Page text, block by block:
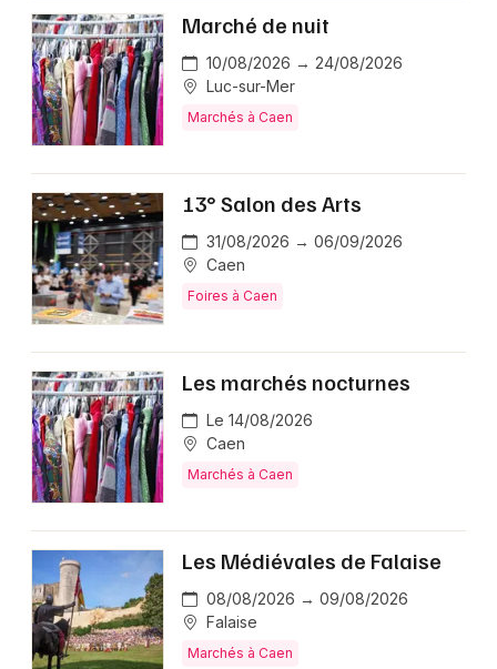
Marché de nuit
10/08/2026 → 24/08/2026
Luc-sur-Mer
Marchés à Caen
13° Salon des Arts
31/08/2026 → 06/09/2026
Caen
Foires à Caen
Les marchés nocturnes
Le 14/08/2026
Caen
Marchés à Caen
Les Médiévales de Falaise
08/08/2026 → 09/08/2026
Falaise
Marchés à Caen